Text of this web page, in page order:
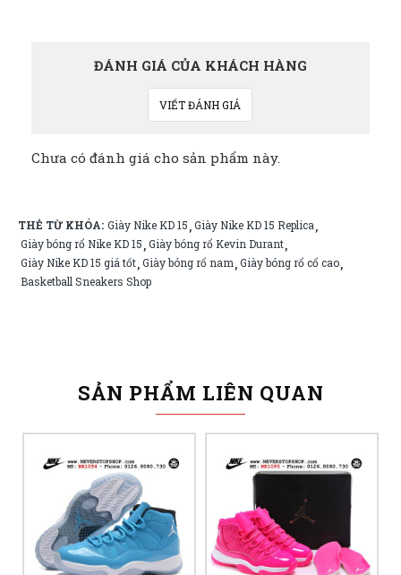
ĐÁNH GIÁ CỦA KHÁCH HÀNG
VIẾT ĐÁNH GIÁ
Chưa có đánh giá cho sản phẩm này.
THẺ TỪ KHÓA: Giày Nike KD 15,Giày Nike KD 15 Replica,
Giày bóng rổ Nike KD 15,Giày bóng rổ Kevin Durant,
Giày Nike KD 15 giá tốt,Giày bóng rổ nam,Giày bóng rổ cổ cao,
Basketball Sneakers Shop
SẢN PHẨM LIÊN QUAN